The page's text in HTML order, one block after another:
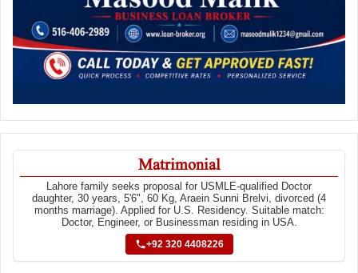
Matrimonial
Lahore family seeks proposal for USMLE-qualified Doctor
daughter, 30 years, 5'6", 60 Kg, Araein Sunni Brelvi, divorced (4
months marriage). Applied for U.S. Residency. Suitable match:
Doctor, Engineer, or Businessman residing in USA.
+92 320 4408226